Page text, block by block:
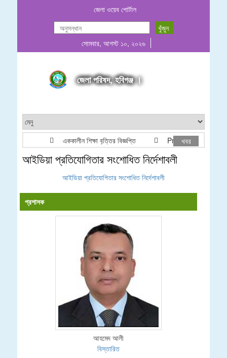
জেলা ওয়েব পোর্টাল
সোমবার, আগস্ট ১০, ২০২৬
জেলা পরিষদ, হবিগঞ্জ ।
এককালীন শিক্ষা বৃত্তির বিজ্ঞপ্তি Project list ADP &
খবর
আইডিয়া প্রতিযোগিতার সংশোধিত নির্দেশাবলী
আইডিয়া প্রতিযোগিতার সংশোধিত নির্দেশাবলী
প্রশাসক
আহমেদ আলী
বিস্তারিত